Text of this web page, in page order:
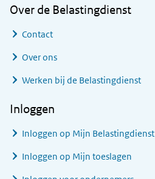
Over de Belastingdienst
Contact
Over ons
Werken bij de Belastingdienst
Inloggen
Inloggen op Mijn Belastingdienst
Inloggen op Mijn toeslagen